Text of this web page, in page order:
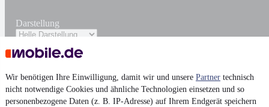
Wir benötigen Ihre Einwilligung, damit wir und unsere Partner technisch
nicht notwendige Cookies und ähnliche Technologien einsetzen und so
personenbezogene Daten (z. B. IP-Adresse) auf Ihrem Endgerät speichern
Darstellung